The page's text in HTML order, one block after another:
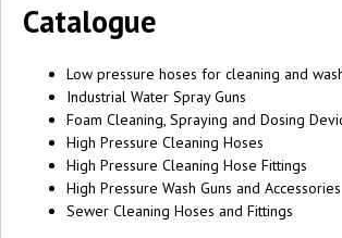
Catalogue
Low pressure hoses for cleaning and
Industrial Water Spray Guns
Foam Cleaning, Spraying and Dosing
High Pressure Cleaning Hoses
High Pressure Cleaning Hose Fittings
High Pressure Wash Guns and Accessories
Sewer Cleaning Hoses and Fittings